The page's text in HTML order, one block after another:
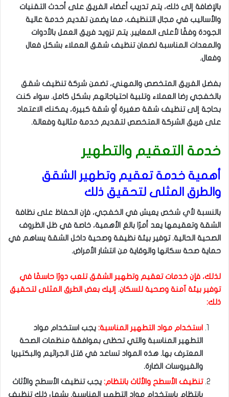
بالإضافة إلى ذلك، يتم تدريب أعضاء الفريق على أحدث التقنيات
والأساليب في مجال التنظيف، مما يضمن تقديم خدمة عالية
الجودة وفقًا لأعلى المعايير. يتم تزويد فريق العمل بالأدوات
والمعدات المناسبة لضمان تنظيف شقق العملاء بشكل فعال
وفعال.
بفضل الفريق المتخصص والمهني، تضمن شركة تنظيف شقق
بالخفجي رضا العملاء وتلبية احتياجاتهم بشكل كامل. سواء كنت
بحاجة إلى تنظيف شقة صغيرة أو شقة كبيرة، يمكنك الاعتماد
على فريق الشركة المتخصص لتقديم خدمة مثالية وفعالة.
خدمة التعقيم والتطهير
أهمية خدمة تعقيم وتطهير الشقق
والطرق المثلى لتحقيق ذلك
بالنسبة لأي شخص يعيش في الخفجي، فإن الحفاظ على نظافة
الشقة وتعقيمها يعد أمرًا بالغ الأهمية، خاصة في ظل الظروف
الصحية الحالية. توفير بيئة نظيفة وصحية داخل الشقة يساهم في
حماية صحة سكانها والوقاية من انتشار الأمراض.
لذلك، فإن خدمات تعقيم وتطهير الشقق تلعب دورًا حاسمًا في
توفير بيئة آمنة وصحية للسكان. إليك بعض الطرق المثلى لتحقيق
ذلك:
استخدام مواد التطهير المناسبة: يجب استخدام مواد
التطهير المناسبة والتي تحظى بموافقة منظمات الصحة
المعترف بها. هذه المواد تساعد في قتل الجراثيم والبكتيريا
والفيروسات الضارة.
تنظيف الأسطح والأثاث بانتظام: يجب تنظيف الأسطح والأثاث
بانتظام باستخدام مواد التطهير المناسبة. يشمل ذلك تنظيف